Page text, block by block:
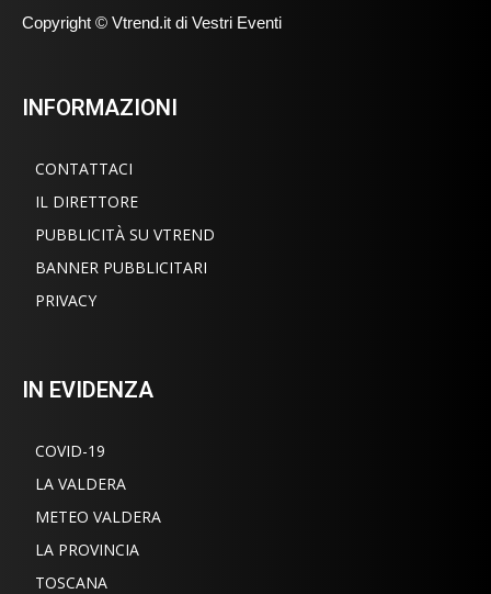
Copyright © Vtrend.it di Vestri Eventi
INFORMAZIONI
CONTATTACI
IL DIRETTORE
PUBBLICITÀ SU VTREND
BANNER PUBBLICITARI
PRIVACY
IN EVIDENZA
COVID-19
LA VALDERA
METEO VALDERA
LA PROVINCIA
TOSCANA